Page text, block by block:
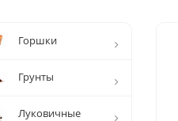
Горшки
Грунты
Луковичные